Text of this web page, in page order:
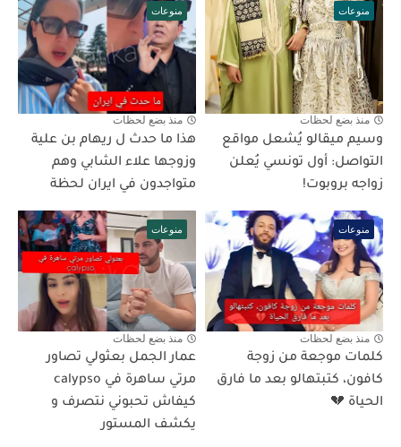
منوعات
منذ بضع لحظات
وسيم ميقالو يُشعل مواقع
التواصل: أول تونسي يُعلن
زواجه بروبوت!
منوعات
منذ بضع لحظات
هذا ما حدث ل ريهام بن علية
وزوجها علاء الشابي وهم
متواجدون في ايران لحظة
منوعات
منذ بضع لحظات
كلمات موجعة من زوجة
كافون، كتبتهالو بعد ما فارق
الحياة 💔
منوعات
منذ بضع لحظات
عمار الجمل بعثولي تصاور
مرتي ساهرة في calypso
كيفاش تحبوني نتصرف و
يكشف المستور